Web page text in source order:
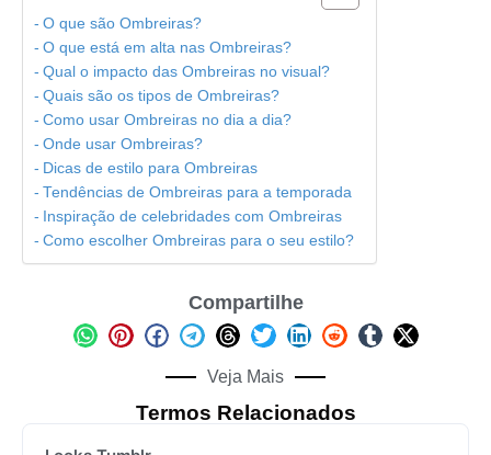
O que são Ombreiras?
O que está em alta nas Ombreiras?
Qual o impacto das Ombreiras no visual?
Quais são os tipos de Ombreiras?
Como usar Ombreiras no dia a dia?
Onde usar Ombreiras?
Dicas de estilo para Ombreiras
Tendências de Ombreiras para a temporada
Inspiração de celebridades com Ombreiras
Como escolher Ombreiras para o seu estilo?
Compartilhe
Veja Mais
Termos Relacionados